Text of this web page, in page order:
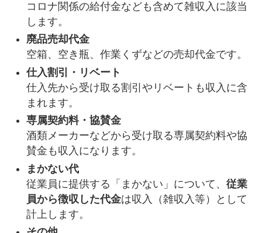
コロナ関係の給付金なども含めて雑収入に該当
します。
廃品売却代金
空箱、空き瓶、作業くずなどの売却代金です。
仕入割引・リベート
仕入先から受け取る割引やリベートも収入に含
まれます。
専属契約料・協賛金
酒類メーカーなどから受け取る専属契約料や協
賛金も収入になります。
まかない代
従業員に提供する「まかない」について、 従業
員から徴収した代金は収入（雑収入等）として
計上します。